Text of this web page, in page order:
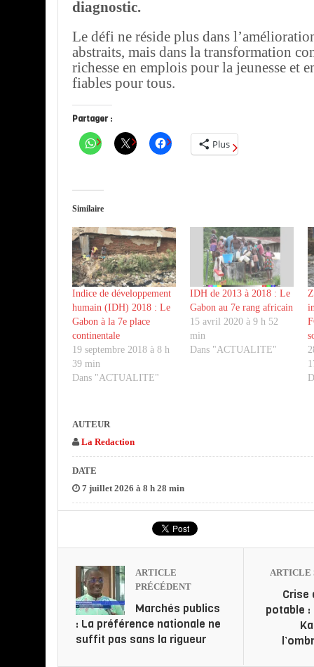
diagnostic.
Le défi ne réside plus dans
abstraits, mais dans la transformation
richesse en emplois pour la jeunesse et
fiables pour tous.
Partager :
Plus
Similaire
Indice de développement
humain (IDH) 2018 : Le
Gabon à la 7e place
continentale
19 septembre 2018 à 8 h
39 min
Dans "ACTUALITE"
IDH de 2013 à 2018 : Le
Gabon au 7e rang africain
15 avril 2020 à 9 h 52
min
Dans "ACTUALITE"
AUTEUR
La Redaction
DATE
7 juillet 2026 à 8 h 28 min
ARTICLE
PRÉCÉDENT
Marchés publics
: La préférence nationale ne
suffit pas sans la rigueur
ARTICLE
Crise
potable :